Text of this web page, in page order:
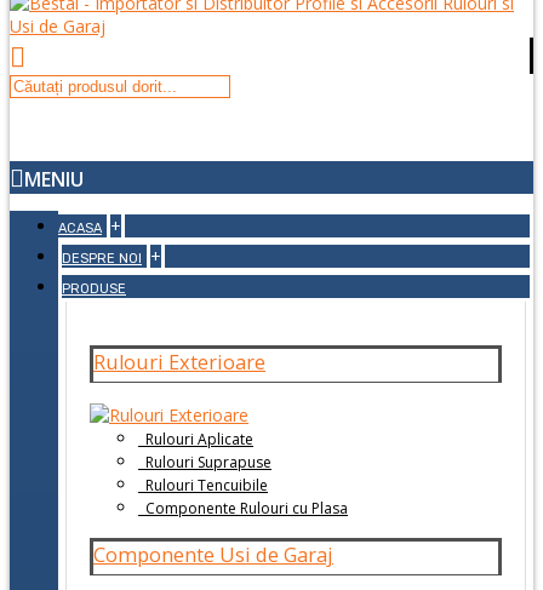
MENIU
ACASA +
DESPRE NOI +
PRODUSE
Rulouri Exterioare
Rulouri Aplicate
Rulouri Suprapuse
Rulouri Tencuibile
Componente Rulouri cu Plasa
Componente Usi de Garaj